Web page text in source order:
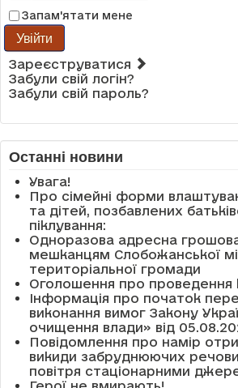
Запам'ятати мене
Увійти
Зареєструватися
Забули свій логін?
Забули свій пароль?
Останні новини
Увага!
Про сімейні форми
та дітей, позбавлених
піклування:
Одноразова адресна
мешканцям Слобожанської
територіальної громади
Оголошення про проведення
Інформація про початок
виконання вимог Закону
очищення влади» від
Повідомлення про намір
викиди забруднюючих
повітря стаціонарними